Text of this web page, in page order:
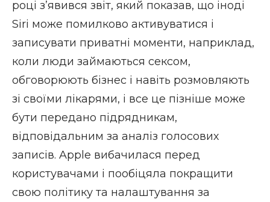
році з’явився звіт, який показав, що іноді
Siri може помилково активуватися і
записувати приватні моменти, наприклад,
коли люди займаються сексом,
обговорюють бізнес і навіть розмовляють
зі своїми лікарями, і все це пізніше може
бути передано підрядникам,
відповідальним за аналіз голосових
записів. Apple вибачилася перед
користувачами і пообіцяла покращити
свою політику та налаштування за